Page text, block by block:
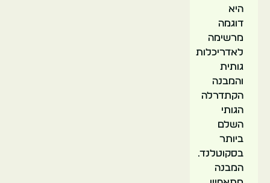
היא
דוגמה
מרשימה
לאדריכלות
גותית
והמבנה
הקתדרלה
הגותי
השלם
ביותר
בסקוטלנד.
המבנה